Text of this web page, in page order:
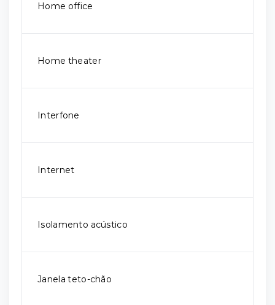
Home office
Home theater
Interfone
Internet
Isolamento acústico
Janela teto-chão